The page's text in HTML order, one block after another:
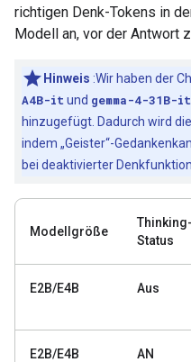
richtigen Denk-Tokens in
Modell an, vor der Antwort
Hinweis :Wir haben der
A4B-it und gemma-4-31B-it
hinzugefügt. Dadurch wird
indem „Geister“-
bei deaktivierter
Modellgröße
Thinking-
Status
E2B/E4B Aus
E2B/E4B AN